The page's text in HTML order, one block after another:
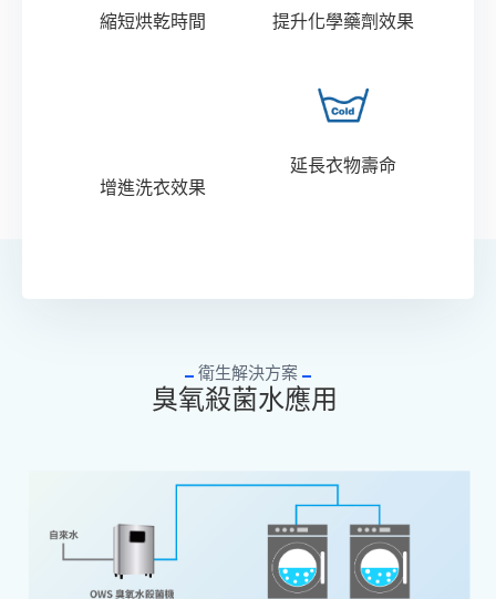
縮短烘乾時間
增進洗衣效果
提升化學藥劑效果
延長衣物壽命
衛生解決方案
臭氧殺菌水應用